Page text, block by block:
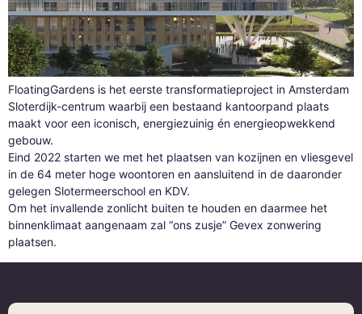
FloatingGardens is het eerste transformatieproject in Amsterdam
Sloterdijk-centrum waarbij een bestaand kantoorpand plaats
maakt voor een iconisch, energiezuinig én energieopwekkend
gebouw.
Eind 2022 starten we met het plaatsen van kozijnen en vliesgevel
in de 64 meter hoge woontoren en aansluitend in de daaronder
gelegen Slotermeerschool en KDV.
Om het invallende zonlicht buiten te houden en daarmee het
binnenklimaat aangenaam zal “ons zusje” Gevex zonwering
plaatsen.